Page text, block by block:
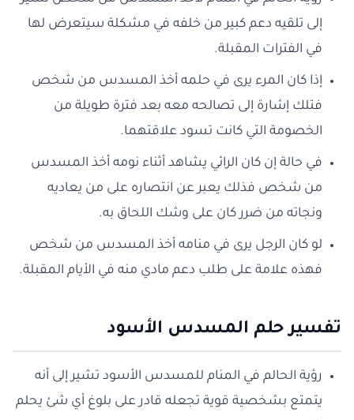
إلى تلقيه دعم كبير من خلفه في مشكلة سيتعرض لها
في الفترات المقبلة.
إذا كان المرء يرى في حلمه أخذ المسدس من شخص
فتلك إشارة إلى تصالحه معه بعد فترة طويلة من
الخصومة التي كانت تسود علاقتهما.
في حالة إن كان الرائي يشاهد أثناء نومه أخذ المسدس
من شخص فذلك يعبر عن انتصاره على من يعاديه
ونجاته من ضرر كان على وشك اللحاق به.
لو كان الرجل يرى في منامه أخذ المسدس من شخص
فهذه علامة على طلب دعم مادي منه في الأيام المقبلة.
تفسير حلم المسدس الأسود
رؤية الحالم في المنام للمسدس الأسود تشير إلى أنه
يتمتع بشخصية قوية تجعله قادر على بلوغ أي شئ يحلم